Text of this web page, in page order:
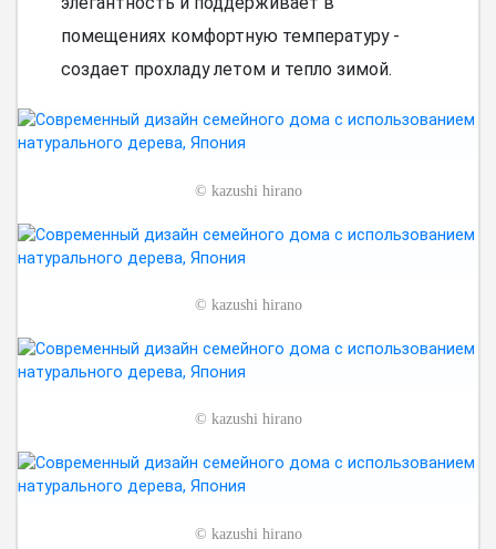
помещениях комфортную температуру -
создает прохладу летом и тепло зимой.
© kazushi hirano
© kazushi hirano
© kazushi hirano
© kazushi hirano